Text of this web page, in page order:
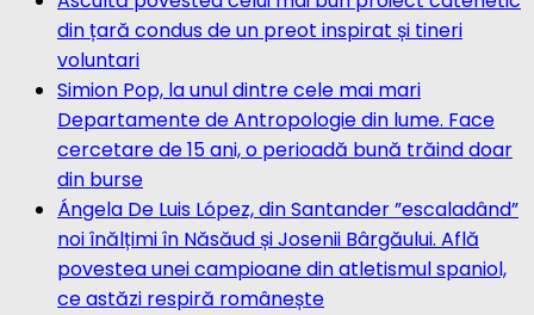
din țară condus de un preot inspirat și tineri
voluntari
Simion Pop, la unul dintre cele mai mari
Departamente de Antropologie din lume. Face
cercetare de 15 ani, o perioadă bună trăind doar
din burse
Ángela De Luis López, din Santander ”escaladând”
noi înălțimi în Năsăud și Josenii Bârgăului. Află
povestea unei campioane din atletismul spaniol,
ce astăzi respiră românește